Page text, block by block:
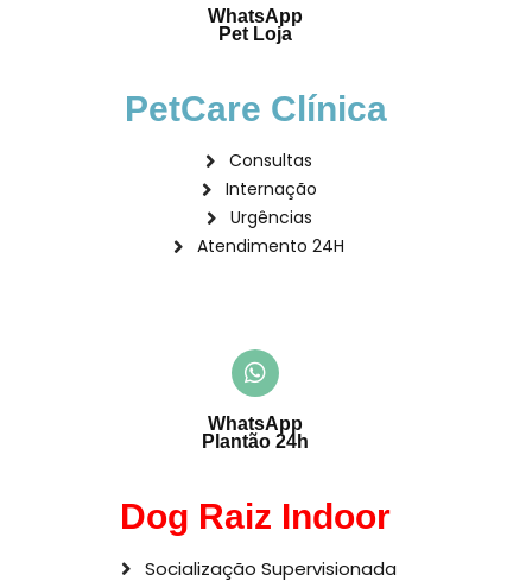
WhatsApp
Pet Loja
PetCare Clínica
Consultas
Internação
Urgências
Atendimento 24H
WhatsApp
Plantão 24h
Dog Raiz Indoor
Socialização Supervisionada